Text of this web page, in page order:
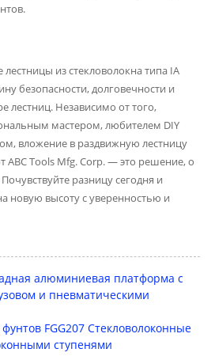
из стекловолокна типа IA
безопасности, долговечности и
лестниц. Независимо от того,
мастером, любителем DIY
вложение в раздвижную лестницу
ABC Tools Mfg. Corp. — это решение, о
разницу сегодня и
новую высоту с уверенностью и
алюминиевая платформа с
и пневматическими
FGG207 Стекловолоконные
ступенями